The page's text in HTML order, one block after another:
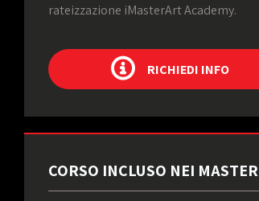
rateizzazione iMasterArt Academy.
RICHIEDI INFO
CORSO INCLUSO NEI MASTER